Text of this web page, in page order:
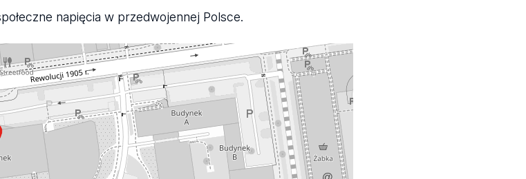
napięcia w przedwojennej Polsce.